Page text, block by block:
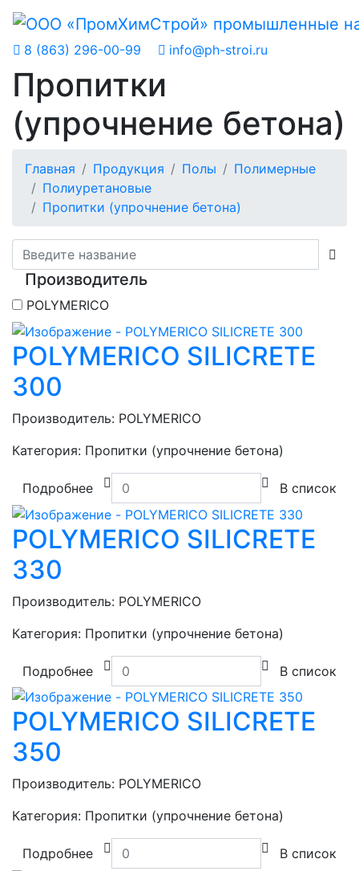
8 (863) 296-00-99 info@ph-stroi.ru
Пропитки
(упрочнение бетона)
Главная Продукция Полы
Полимерные
Полиуретановые
Пропитки (упрочнение бетона)
Производитель
POLYMERICO
POLYMERICO SILICRETE
300
Производитель: POLYMERICO
Категория: Пропитки (упрочнение бетона)
Подробнее В список
POLYMERICO SILICRETE
330
Производитель: POLYMERICO
Категория: Пропитки (упрочнение бетона)
Подробнее В список
POLYMERICO SILICRETE
350
Производитель: POLYMERICO
Категория: Пропитки (упрочнение бетона)
Подробнее В список